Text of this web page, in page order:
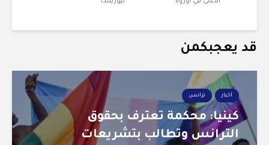
قد يعجبكمن
أخبار ترانس
كينيا: محكمة تعترف بحقوق
الترانس وتطالب بتشريعات